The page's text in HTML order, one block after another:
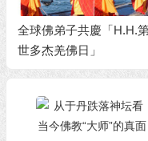
全球佛弟子共慶「H.H.
世多杰羌佛日」